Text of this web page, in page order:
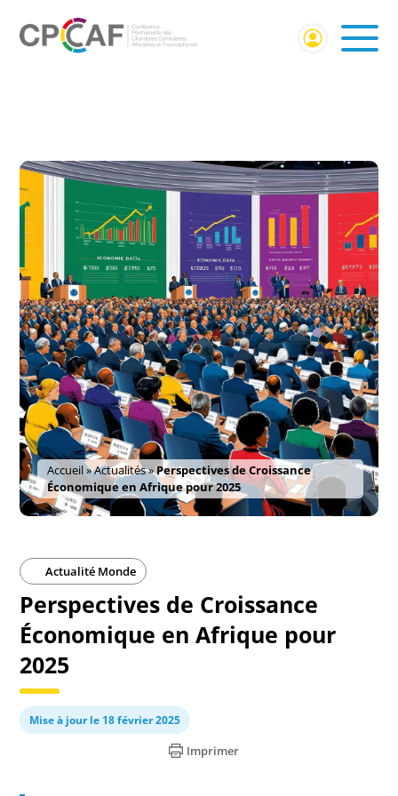
Accueil»Actualités»Perspectives de Croissance
Économique en Afrique pour 2025
Actualité Monde
Perspectives de Croissance
Économique en Afrique pour
2025
Mise à jour le 18 février 2025
Imprimer